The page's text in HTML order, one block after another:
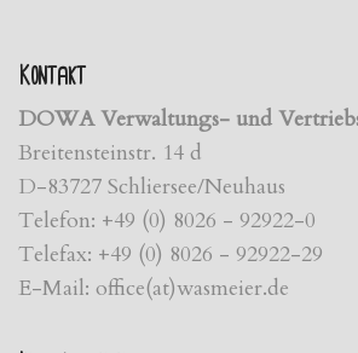
Kontakt
DOWA Verwaltungs- und
Breitensteinstr. 14 d
D-83727 Schliersee/Neuhaus
Telefon: +49 (0) 8026 - 92922-0
Telefax: +49 (0) 8026 - 92922-29
E-Mail: office(at)wasmeier.de